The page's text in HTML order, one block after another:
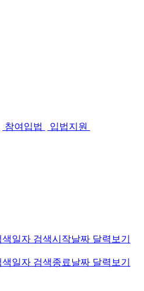
참여입법
입법지원